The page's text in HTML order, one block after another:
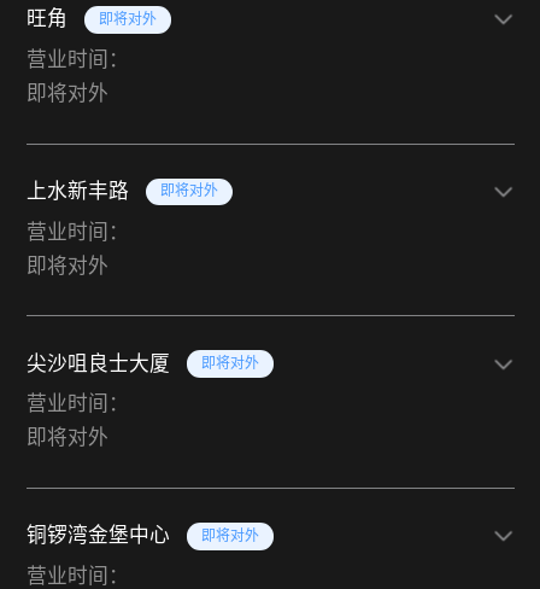
旺角 即将对外
营业时间：
即将对外
上水新丰路 即将对外
营业时间：
即将对外
尖沙咀良士大厦 即将对外
营业时间：
即将对外
铜锣湾金堡中心 即将对外
营业时间：